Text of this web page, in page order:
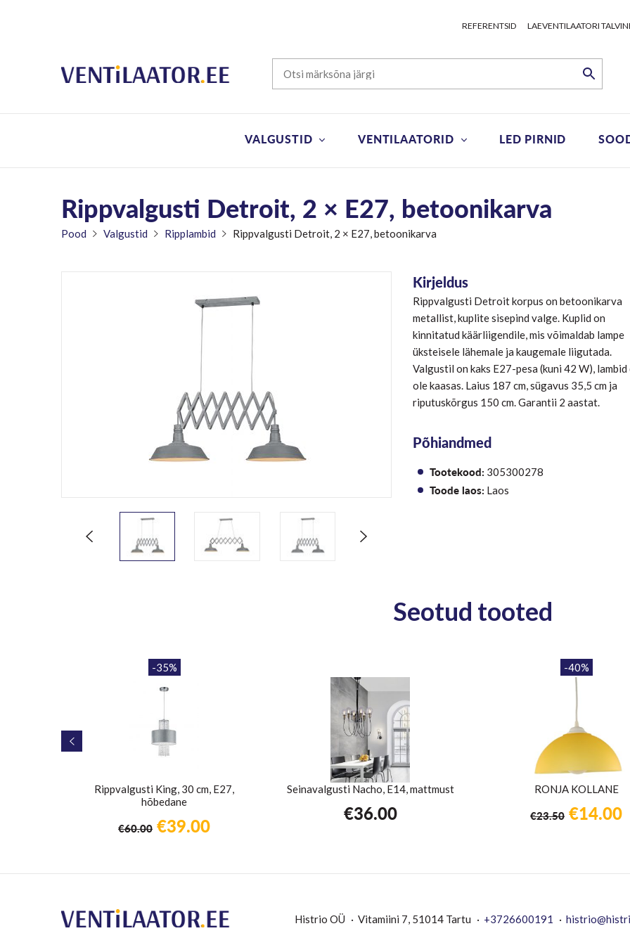
REFERENTSID LAEVENTILAATORI
VALGUSTID VENTILAATORID LED PIRNID
Rippvalgusti Detroit, 2 × E27, betoonikarva
Pood Valgustid Ripplambid Rippvalgusti Detroit, 2 × E27, betoonikarva
Kirjeldus
Rippvalgusti Detroit korpus on betoonikarva
metallist, kuplite sisepind valge. Kuplid on
kinnitatud käärliigendile, mis võimaldab lampe
üksteisele lähemale ja kaugemale liigutada.
Valgustil on kaks E27-pesa (kuni 42 W), lambid
ole kaasas. Laius 187 cm, sügavus 35,5 cm ja
riputuskõrgus 150 cm. Garantii 2 aastat.
Põhiandmed
Tootekood: 305300278
Toode laos: Laos
Seotud tooted
-35%
Rippvalgusti King, 30 cm, E27,
hõbedane
€60.00 Algne
€39.00Praegune
Seinavalgusti Nacho, E14, mattmust
€36.00
-40%
RONJA KOLLANE
€23.50 Algne
€14.00
Histrio OÜ Vitamiini 7, 51014 Tartu +3726600191